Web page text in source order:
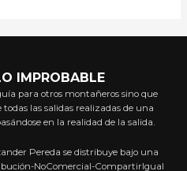
IMPROBABLE
para otros montañeros sino que
las salidas realizadas de una
en la realidad de la salida.
Pereda se distribuye bajo una
NoComercial-CompartirIgual